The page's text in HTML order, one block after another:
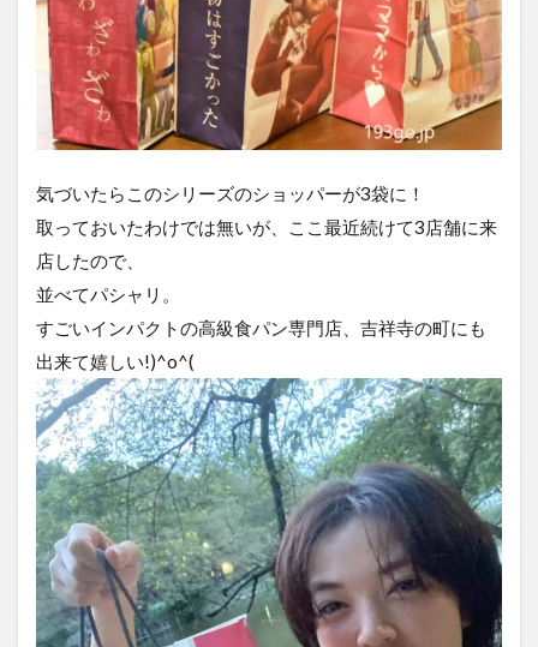
気づいたらこのシリーズのショッパーが3袋に！
取っておいたわけでは無いが、ここ最近続けて3店舗に来
店したので、
並べてパシャリ。
すごいインパクトの高級食パン専門店、吉祥寺の町にも
出来て嬉しい!)^o^(